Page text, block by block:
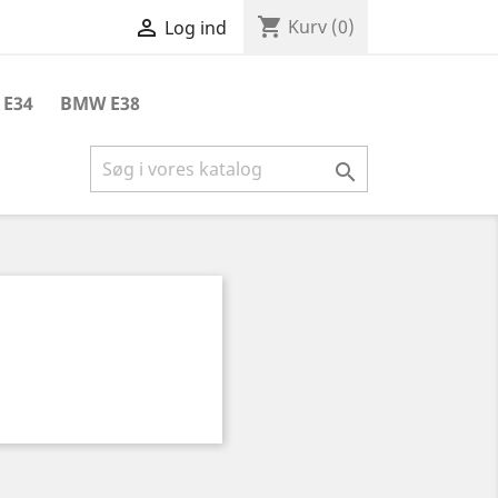
 Log ind shopping_cart Kurv (0)
BMW E38
